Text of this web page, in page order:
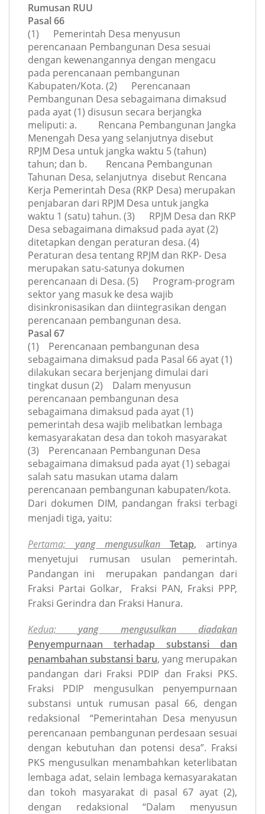
Rumusan RUU
Pasal 66
(1) Pemerintah Desa menyusun
perencanaan Pembangunan Desa sesuai
dengan kewenangannya dengan mengacu
pada perencanaan pembangunan
Kabupaten/Kota. (2) Perencanaan
Pembangunan Desa sebagaimana dimaksud
pada ayat (1) disusun secara berjangka
meliputi: a. Rencana Pembangunan Jangka
Menengah Desa yang selanjutnya disebut
RPJM Desa untuk jangka waktu 5 (tahun)
tahun; dan b. Rencana Pembangunan
Tahunan Desa, selanjutnya disebut Rencana
Kerja Pemerintah Desa (RKP Desa) merupakan
penjabaran dari RPJM Desa untuk jangka
waktu 1 (satu) tahun. (3) RPJM Desa dan RKP
Desa sebagaimana dimaksud pada ayat (2)
ditetapkan dengan peraturan desa. (4)
Peraturan desa tentang RPJM dan RKP- Desa
merupakan satu-satunya dokumen
perencanaan di Desa. (5) Program-program
sektor yang masuk ke desa wajib
disinkronisasikan dan diintegrasikan dengan
perencanaan pembangunan desa.
Pasal 67
(1) Perencanaan pembangunan desa
sebagaimana dimaksud pada Pasal 66 ayat (1)
dilakukan secara berjenjang dimulai dari
tingkat dusun (2) Dalam menyusun
perencanaan pembangunan desa
sebagaimana dimaksud pada ayat (1)
pemerintah desa wajib melibatkan lembaga
kemasyarakatan desa dan tokoh masyarakat
(3) Perencanaan Pembangunan Desa
sebagaimana dimaksud pada ayat (1) sebagai
salah satu masukan utama dalam
perencanaan pembangunan kabupaten/kota.
Dari dokumen DIM, pandangan fraksi terbagi
menjadi tiga, yaitu:
Pertama; yang mengusulkan Tetap, artinya
menyetujui rumusan usulan pemerintah.
Pandangan ini merupakan pandangan dari
Fraksi Partai Golkar, Fraksi PAN, Fraksi PPP,
Fraksi Gerindra dan Fraksi Hanura.
Kedua; yang mengusulkan diadakan
Penyempurnaan terhadap substansi dan
penambahan substansi baru, yang merupakan
pandangan dari Fraksi PDIP dan Fraksi PKS.
Fraksi PDIP mengusulkan penyempurnaan
substansi untuk rumusan pasal 66, dengan
redaksional “Pemerintahan Desa menyusun
perencanaan pembangunan perdesaan sesuai
dengan kebutuhan dan potensi desa”. Fraksi
PKS mengusulkan menambahkan keterlibatan
lembaga adat, selain lembaga kemasyarakatan
dan tokoh masyarakat di pasal 67 ayat (2),
dengan redaksional “Dalam menyusun